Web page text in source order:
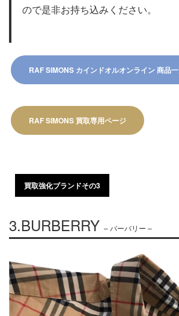
ので是非お持ち込みください。
RAF SIMONS カインドオルオンライン ​商品
RAF SIMONS 買取専用ページ​
買取強化ブランドその3
3.BURBERRY – バーバリー –